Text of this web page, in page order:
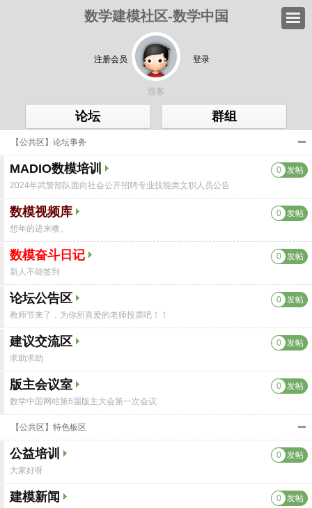
数学建模社区-数学中国
注册会员 登录
游客
论坛 群组
【公共区】论坛事务
MADIO数模培训 发帖
0
2024年武警部队面向社会公开招聘专业技能类文职人员公告
数模视频库 发帖
0
想年的进来噢。
数模奋斗日记 发帖
0
新人不能签到
论坛公告区 发帖
0
教师节来了，为你所喜爱的老师投票吧！！
建议交流区 发帖
0
求助求助
版主会议室 发帖
0
数学中国网站第6届版主大会第一次会议
【公共区】特色板区
公益培训 发帖
0
大家好呀
建模新闻 发帖
0